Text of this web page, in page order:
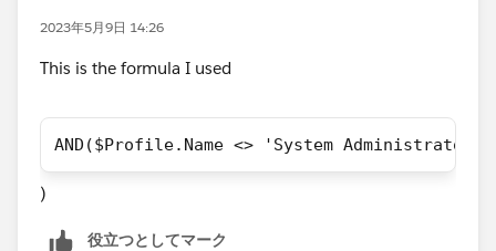
'Securing', 5,
0 ) > 3
2023年5月9日 14:26
This is the formula I used
AND($Profile.Name <> 'System
)
役立つとしてマーク